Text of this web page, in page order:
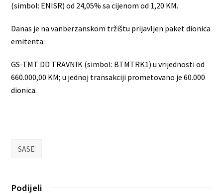
(simbol: ENISR) od 24,05% sa cijenom od 1,20 KM.
Danas je na vanberzanskom tržištu prijavljen paket dionica
emitenta:
GS-TMT DD TRAVNIK (simbol: BTMTRK1) u vrijednosti od
660.000,00 KM; u jednoj transakciji prometovano je 60.000
dionica.
SASE
Podijeli